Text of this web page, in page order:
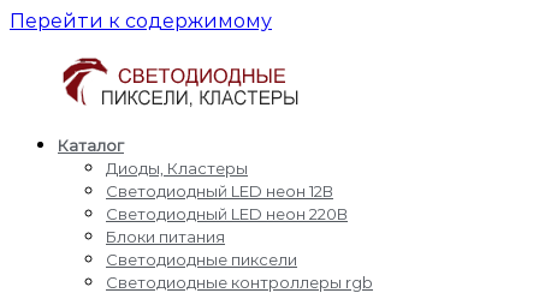
Перейти к содержимому
Светодиодные
пиксели
кластеры
Производство
доставка
светодиодные
пиксели,
кластеры,
Каталог
Диоды, Кластеры
Светодиодный LED неон 12В
Светодиодный LED неон 220В
Блоки питания
Светодиодные пиксели
Светодиодные контроллеры rgb